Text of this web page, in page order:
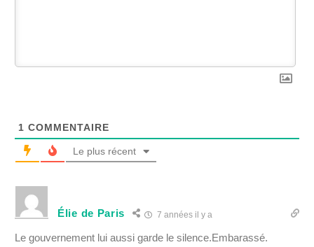
1 COMMENTAIRE
Le plus récent
Élie de Paris 7 années il y a
Le gouvernement lui aussi garde le silence.Embarassé.